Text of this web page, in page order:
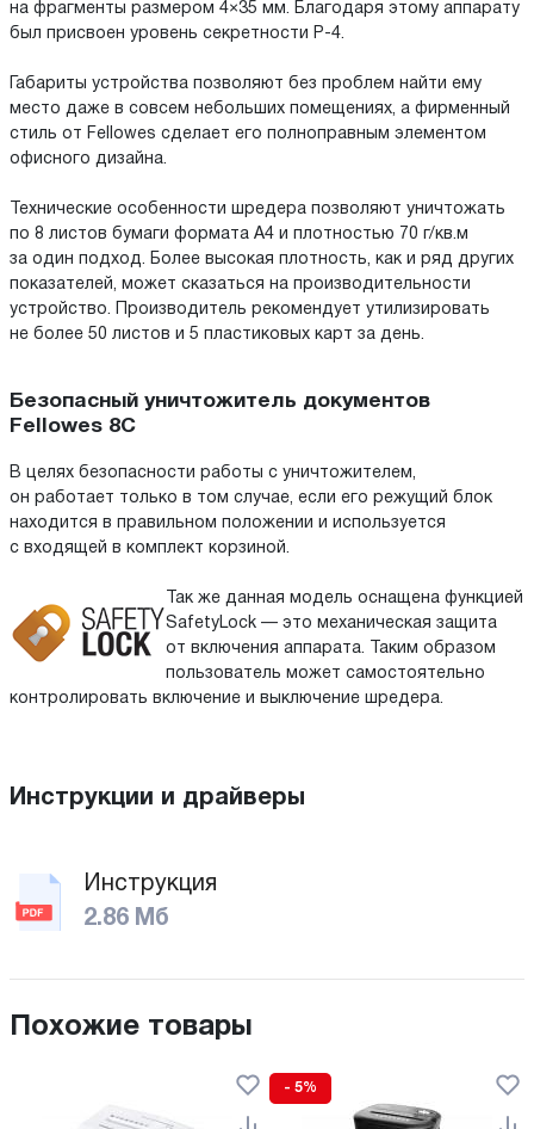
на фрагменты размером 4×35 мм. Благодаря этому аппарату
был присвоен уровень секретности P-4.
Габариты устройства позволяют без проблем найти ему
место даже в совсем небольших помещениях, а фирменный
стиль от Fellowes сделает его полноправным элементом
офисного дизайна.
Технические особенности шредера позволяют уничтожать
по 8 листов бумаги формата А4 и плотностью 70 г/кв.м
за один подход. Более высокая плотность, как и ряд других
показателей, может сказаться на производительности
устройство. Производитель рекомендует утилизировать
не более 50 листов и 5 пластиковых карт за день.
Безопасный уничтожитель документов
Fellowes 8C
В целях безопасности работы с уничтожителем,
он работает только в том случае, если его режущий блок
находится в правильном положении и используется
с входящей в комплект корзиной.
Так же данная модель оснащена функцией
SafetyLock — это механическая защита
от включения аппарата. Таким образом
пользователь может самостоятельно
контролировать включение и выключение шредера.
Инструкции и драйверы
Инструкция
2.86 Мб
Похожие товары
- 5%